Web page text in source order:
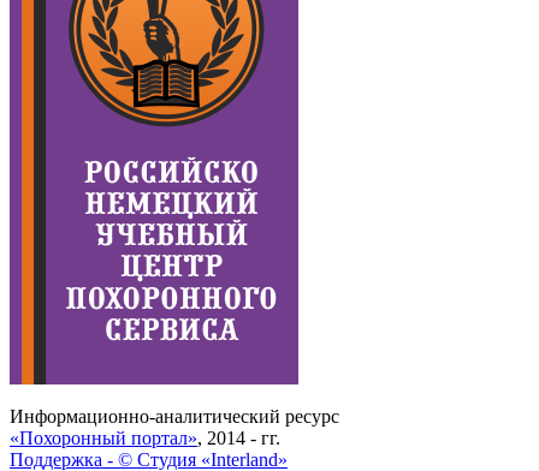
Информационно-аналитический ресурс
«Похоронный портал», 2014 - гг.
Поддержка - © Cтудия «Interland»